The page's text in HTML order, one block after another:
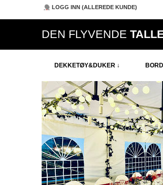
LOGG INN (ALLEREDE KUNDE)
DEN FLYVENDE
DEKKETØY&DUKER ↓